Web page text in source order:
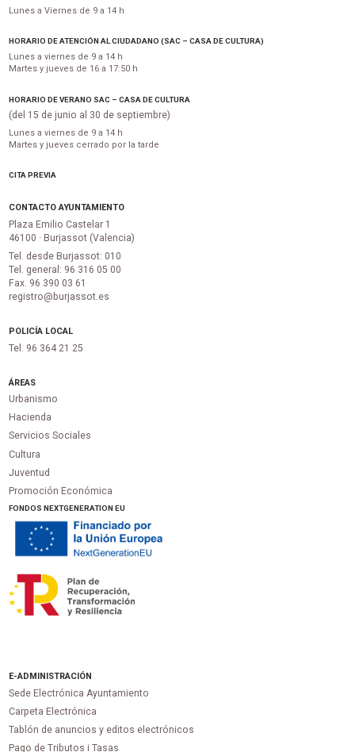
Lunes a Viernes de 9 a 14 h
HORARIO DE ATENCIÓN AL CIUDADANO (SAC – CASA DE CULTURA)
Lunes a viernes de 9 a 14 h
Martes y jueves de 16 a 17:50 h
HORARIO DE VERANO SAC – CASA DE CULTURA
(del 15 de junio al 30 de septiembre)
Lunes a viernes de 9 a 14 h
Martes y jueves cerrado por la tarde
CITA PREVIA
CONTACTO AYUNTAMIENTO
Plaza Emilio Castelar 1
46100 · Burjassot (Valencia)
Tel. desde Burjassot: 010
Tel. general: 96 316 05 00
Fax. 96 390 03 61
registro@burjassot.es
POLICÍA LOCAL
Tel. 96 364 21 25
ÁREAS
Urbanismo
Hacienda
Servicios Sociales
Cultura
Juventud
Promoción Económica
FONDOS NEXTGENERATION EU
E-ADMINISTRACIÓN
Sede Electrónica Ayuntamiento
Carpeta Electrónica
Tablón de anuncios y editos electrónicos
Pago de Tributos i Tasas